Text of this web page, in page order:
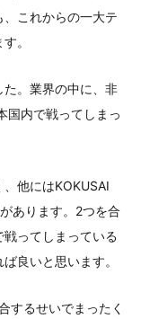
これからの一大テ
。
た。業界の中に、非
国内で戦ってしまっ
他にはKOKUSAI
あります。2つを合
ってしまっている
良いと思います。
するせいでまったく